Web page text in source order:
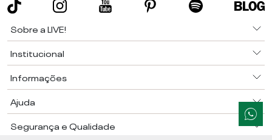
Sobre a LIVE!
Institucional
Informações
Ajuda
Segurança e Qualidade